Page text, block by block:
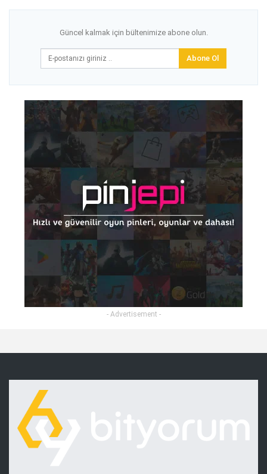
Güncel kalmak için bültenimize abone olun.
Abone Ol
- Advertisement -